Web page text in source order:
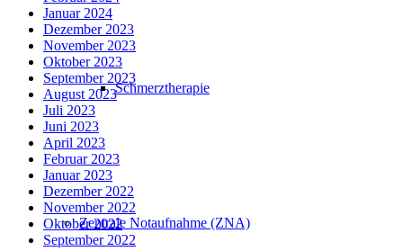
Schmerztherapie
Zentrale Notaufnahme (ZNA)
Januar 2024
Dezember 2023
November 2023
Oktober 2023
September 2023
August 2023
Juli 2023
Juni 2023
April 2023
Februar 2023
Januar 2023
Dezember 2022
November 2022
Oktober 2022
September 2022